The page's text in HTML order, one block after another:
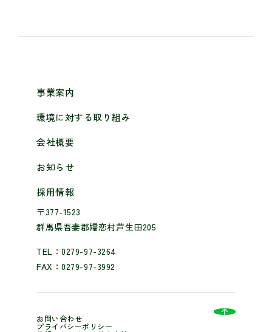
事業案内
環境に対する取り組み
会社概要
お知らせ
採用情報
〒377-1523
群馬県吾妻郡嬬恋村芦生田205
TEL：0279-97-3264
FAX：0279-97-3992
お問い合わせ
プライバシーポリシー